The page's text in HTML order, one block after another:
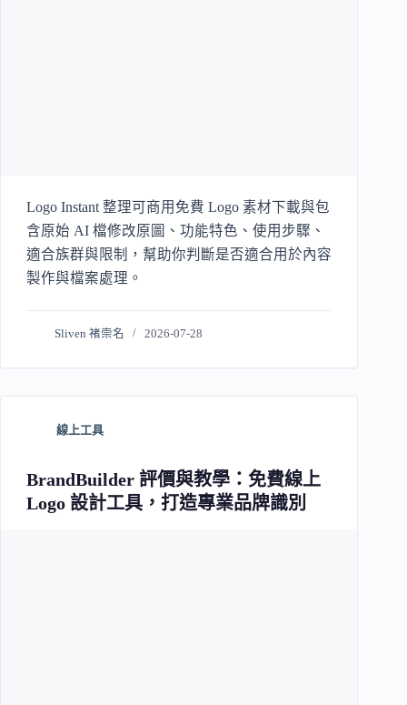
Logo Instant 整理可商用免費 Logo 素材下載與包
含原始 AI 檔修改原圖、功能特色、使用步驟、
適合族群與限制，幫助你判斷是否適合用於內容
製作與檔案處理。
Sliven 褚崇名 2026-07-28
線上工具
BrandBuilder 評價與教學：免費線上
Logo 設計工具，打造專業品牌識別